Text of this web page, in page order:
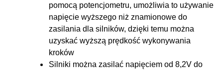
pomocą potencjometru, umożliwia to używanie
napięcie wyższego niż znamionowe do
zasilania dla silników, dzięki temu można
uzyskać wyższą prędkość wykonywania
kroków
Silniki można zasilać napięciem od 8,2V do